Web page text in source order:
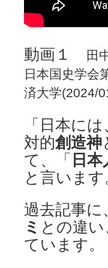
動画１
田
日本国史学会
済大学(2024/
「日本には
対的創造神
て、「 日
と言います
過去記事に
ミ との違
ています。